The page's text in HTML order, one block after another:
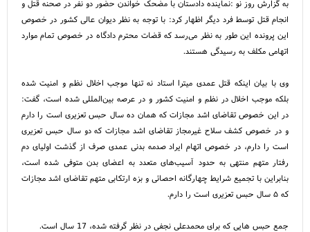
به گزارش روز نو :نماینده دادستان با مضحک خواندن حضور دو نفر در صحنه قتل و
انجام قتل توسط فرد دیگر اظهار کرد: با توجه به نظر دیوان عالی کشور در خصوص
این پرونده این طور به نظر می‌رسد که قضات محترم دادگاه در خصوص تمام موارد
اتهامی مکلف به رسیدگی هستند.
وی با بیان اینکه قتل عمدی میترا استاد نه تنها موجب اخلال نظم و امنیت شده
بلکه موجب اخلال در نظم و امنیت کشور و در عرصه بین‌المللی شده است، گفت:
در این خصوص تقاضای اشد مجازات که همان ده سال حبس تعزیری است را دارم
و در خصوص کشف سلاح غیرمجاز تقاضای اشد مجازات که دو سال حبس تعزیری
است را دارم، در خصوص اتهام ایراد صدمه بدنی عمدی صرف از گذشت اولیای دم
رفتار متهم منتهی به حدود آسیب‌های متعدد به اعضای بدن متوفی شده است،
بنابراین با تجمیع شرایط چهارگانه احصائی و بزه ارتکابی متهم تقاضای اشد مجازات
که ۵ سال حبس تعزیری است را دارم.
جمع حبس هایی که برای محمدعلی نجفی در نظر گرفته شده، 17 سال است.